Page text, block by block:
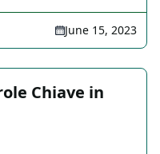
June 15, 2023
Chiave in